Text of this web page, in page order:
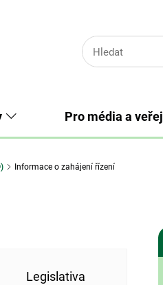
Pro média a
Informace o zahájení řízení
Legislativa